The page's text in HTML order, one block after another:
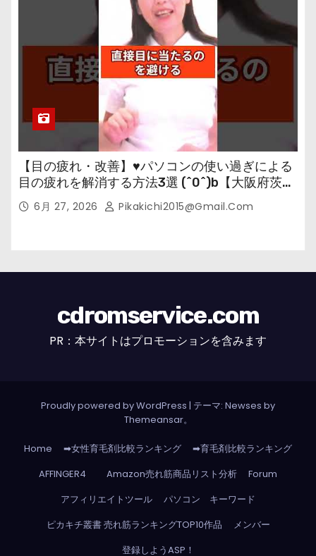
【目の疲れ・改善】♥パソコンの使い過ぎによる
目の疲れを解消する方法3選 (^0^)b【大阪府茨木
市の女性・美容鍼灸・整体師が教えます。】
6月 27, 2026 Pikakichi2015@gmail.com
cdromservice.com
PR：本サイトはプロモーションを含みます
Proudly powered by WordPress | テーマ: Newses by
Themeansar。
Home ➡女性育毛剤比較ランキング
➡育毛剤比較ランキング
AFFINGER4
Amazon売れ筋商品リスト分析
Forum
アフィリエイトツール
パソコン キーワード
ピカキチ叢書 売れ筋ランキングTOP10作品
メンバー
登録しようASP！